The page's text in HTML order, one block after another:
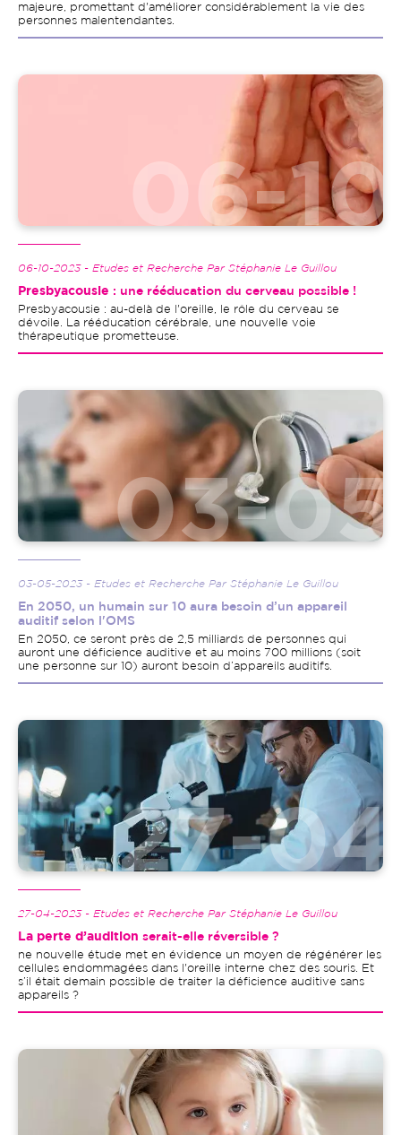
majeure, promettant d'améliorer considérablement la vie des
personnes malentendantes.
Image
06-10-2023 - Etudes et Recherche Par Stéphanie Le Guillou
Presbyacousie : une rééducation du cerveau possible !
Presbyacousie : au-delà de l'oreille, le rôle du cerveau se
dévoile. La rééducation cérébrale, une nouvelle voie
thérapeutique prometteuse.
Image
03-05-2023 - Etudes et Recherche Par Stéphanie Le Guillou
En 2050, un humain sur 10 aura besoin d’un appareil
auditif selon l'OMS
En 2050, ce seront près de 2,5 milliards de personnes qui
auront une déficience auditive et au moins 700 millions (soit
une personne sur 10) auront besoin d’appareils auditifs.
Image
27-04-2023 - Etudes et Recherche Par Stéphanie Le Guillou
La perte d’audition serait-elle réversible ?
ne nouvelle étude met en évidence un moyen de régénérer les
cellules endommagées dans l'oreille interne chez des souris. Et
s’il était demain possible de traiter la déficience auditive sans
appareils ?
Image